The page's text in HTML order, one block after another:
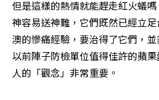
但是這樣的熱情就能趕走紅火蟻
神容易送神難，它們既然已經立
澳的慘痛經驗，要治得了它們，
以前陣子防檢單位值得佳許的蘋
人的「觀念」非常重要。